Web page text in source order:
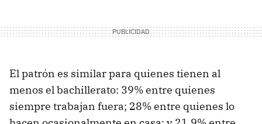
El patrón es similar para quienes tienen al
menos el bachillerato: 39% entre quienes
siempre trabajan fuera; 28% entre quienes lo